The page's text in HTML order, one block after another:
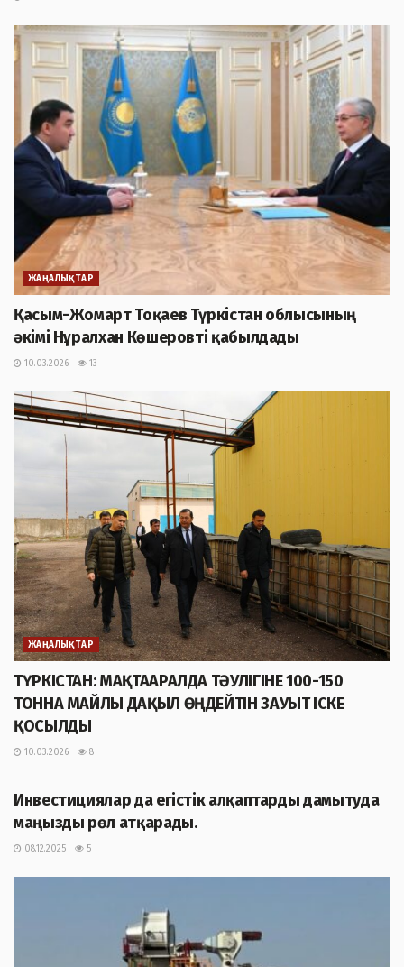
ЖАҢАЛЫҚТАР
Қасым-Жомарт Тоқаев Түркістан облысының
әкімі Нұралхан Көшеровті қабылдады
10.03.2026 13
ЖАҢАЛЫҚТАР
ТҮРКІСТАН: МАҚТААРАЛДА ТӘУЛІГІНЕ 100-150
ТОННА МАЙЛЫ ДАҚЫЛ ӨҢДЕЙТІН ЗАУЫТ ІСКЕ
ҚОСЫЛДЫ
10.03.2026
8
Инвестициялар да егістік алқаптарды дамытуда
маңызды рөл атқарады.
08.12.2025 5